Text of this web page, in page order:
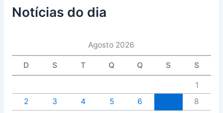
Notícias do dia
Agosto 2026
D S T Q Q S S
1
2
3 4 5 6
8